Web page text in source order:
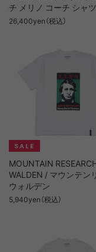
チ メリノ コーチ シャツ
26,400yen（税込）
MOUNTAIN
WALDEN / マウンテン
ウォルデン
5,940yen（税込）